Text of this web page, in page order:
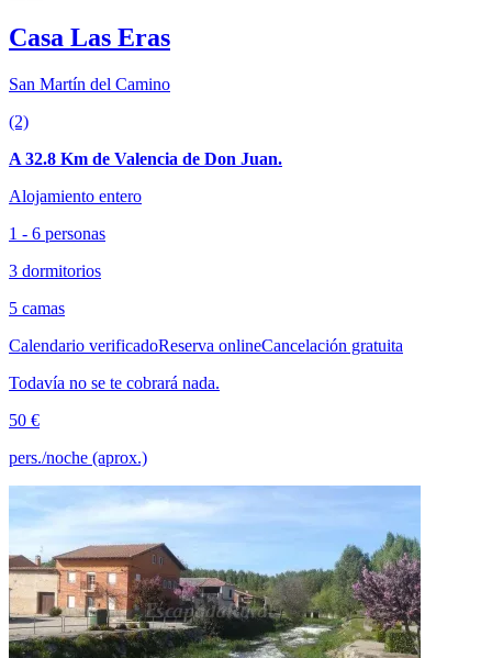
Casa Las Eras
San Martín del Camino
(2)
A 32.8 Km de Valencia de Don Juan.
Alojamiento entero
1 - 6 personas
3 dormitorios
5 camas
Calendario verificadoReserva onlineCancelación gratuita
Todavía no se te cobrará nada.
50 €
pers./noche (aprox.)